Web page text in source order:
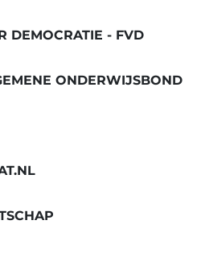
DEMOCRATIE - FVD
ONDERWIJSBOND